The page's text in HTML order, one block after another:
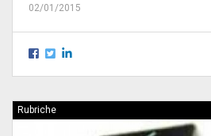
02/01/2015
Rubriche